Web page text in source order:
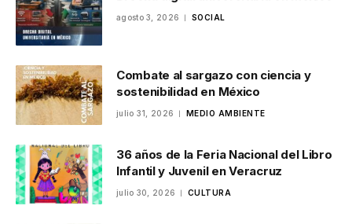
agosto 3, 2026 SOCIAL
Combate al sargazo con ciencia y
sostenibilidad en México
julio 31, 2026 MEDIO AMBIENTE
36 años de la Feria Nacional del Libro
Infantil y Juvenil en Veracruz
julio 30, 2026 CULTURA